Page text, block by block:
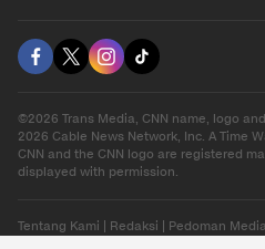
©2026 Trans Media, CNN name, logo
2026 Cable News Network, Inc. A Time
CNN and the CNN logo are registered
displayed with permission.
Tentang Kami Redaksi Pedoman